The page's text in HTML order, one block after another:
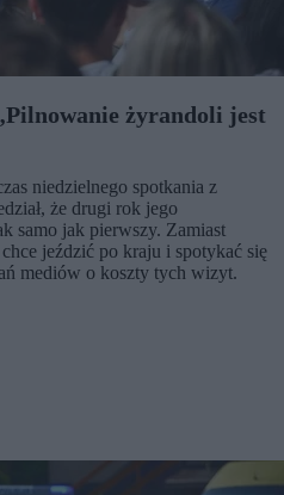
żyrandoli jest
niedzielnego spotkania z
że drugi rok jego
samo jak pierwszy. Zamiast
jeździć po kraju i spotykać się
mediów o koszty tych wizyt.